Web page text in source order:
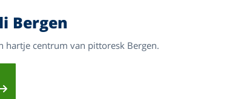
Bergen
hartje centrum van pittoresk Bergen.